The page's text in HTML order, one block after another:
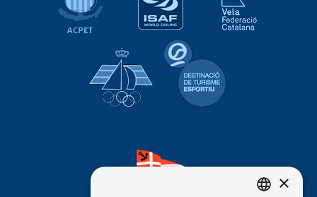
Real Federación Española de Vela
×